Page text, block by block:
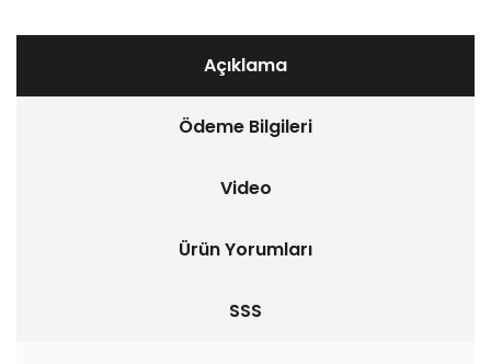
Açıklama
Ödeme Bilgileri
Video
Ürün Yorumları
SSS